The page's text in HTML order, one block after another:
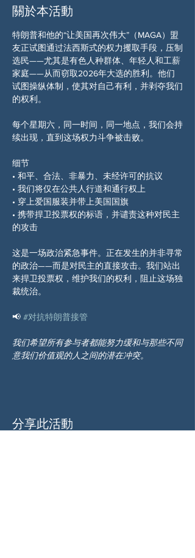
關於本活動
特朗普和他的“让美国再次伟大”（MAGA）盟
友正试图通过法西斯式的权力攫取手段，压制
选民——尤其是有色人种群体、年轻人和工薪
家庭——从而窃取2026年大选的胜利。他们
试图操纵体制，使其对自己有利，并剥夺我们
的权利。
每个星期六，同一时间，同一地点，我们会持
续出现，直到这场权力斗争被击败。
细节
• 和平、合法、非暴力、未经许可的抗议
• 我们将仅在公共人行道和通行权上
• 穿上爱国服装并带上美国国旗
• 携带捍卫投票权的标语，并谴责这种对民主
的攻击
这是一场政治紧急事件。正在发生的并非寻常
的政治——而是对民主的直接攻击。我们站出
来捍卫投票权，维护我们的权利，阻止这场独
裁统治。
📢 #对抗特朗普接管
我们希望所有参与者都能努力缓和与那些不同
意我们价值观的人之间的潜在冲突。
分享此活動